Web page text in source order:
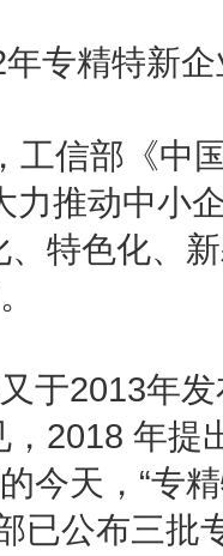
精特新企
信部《中国
力推动中小
特色化、
2013年发
，2018 年提
今天，“专
已公布三批